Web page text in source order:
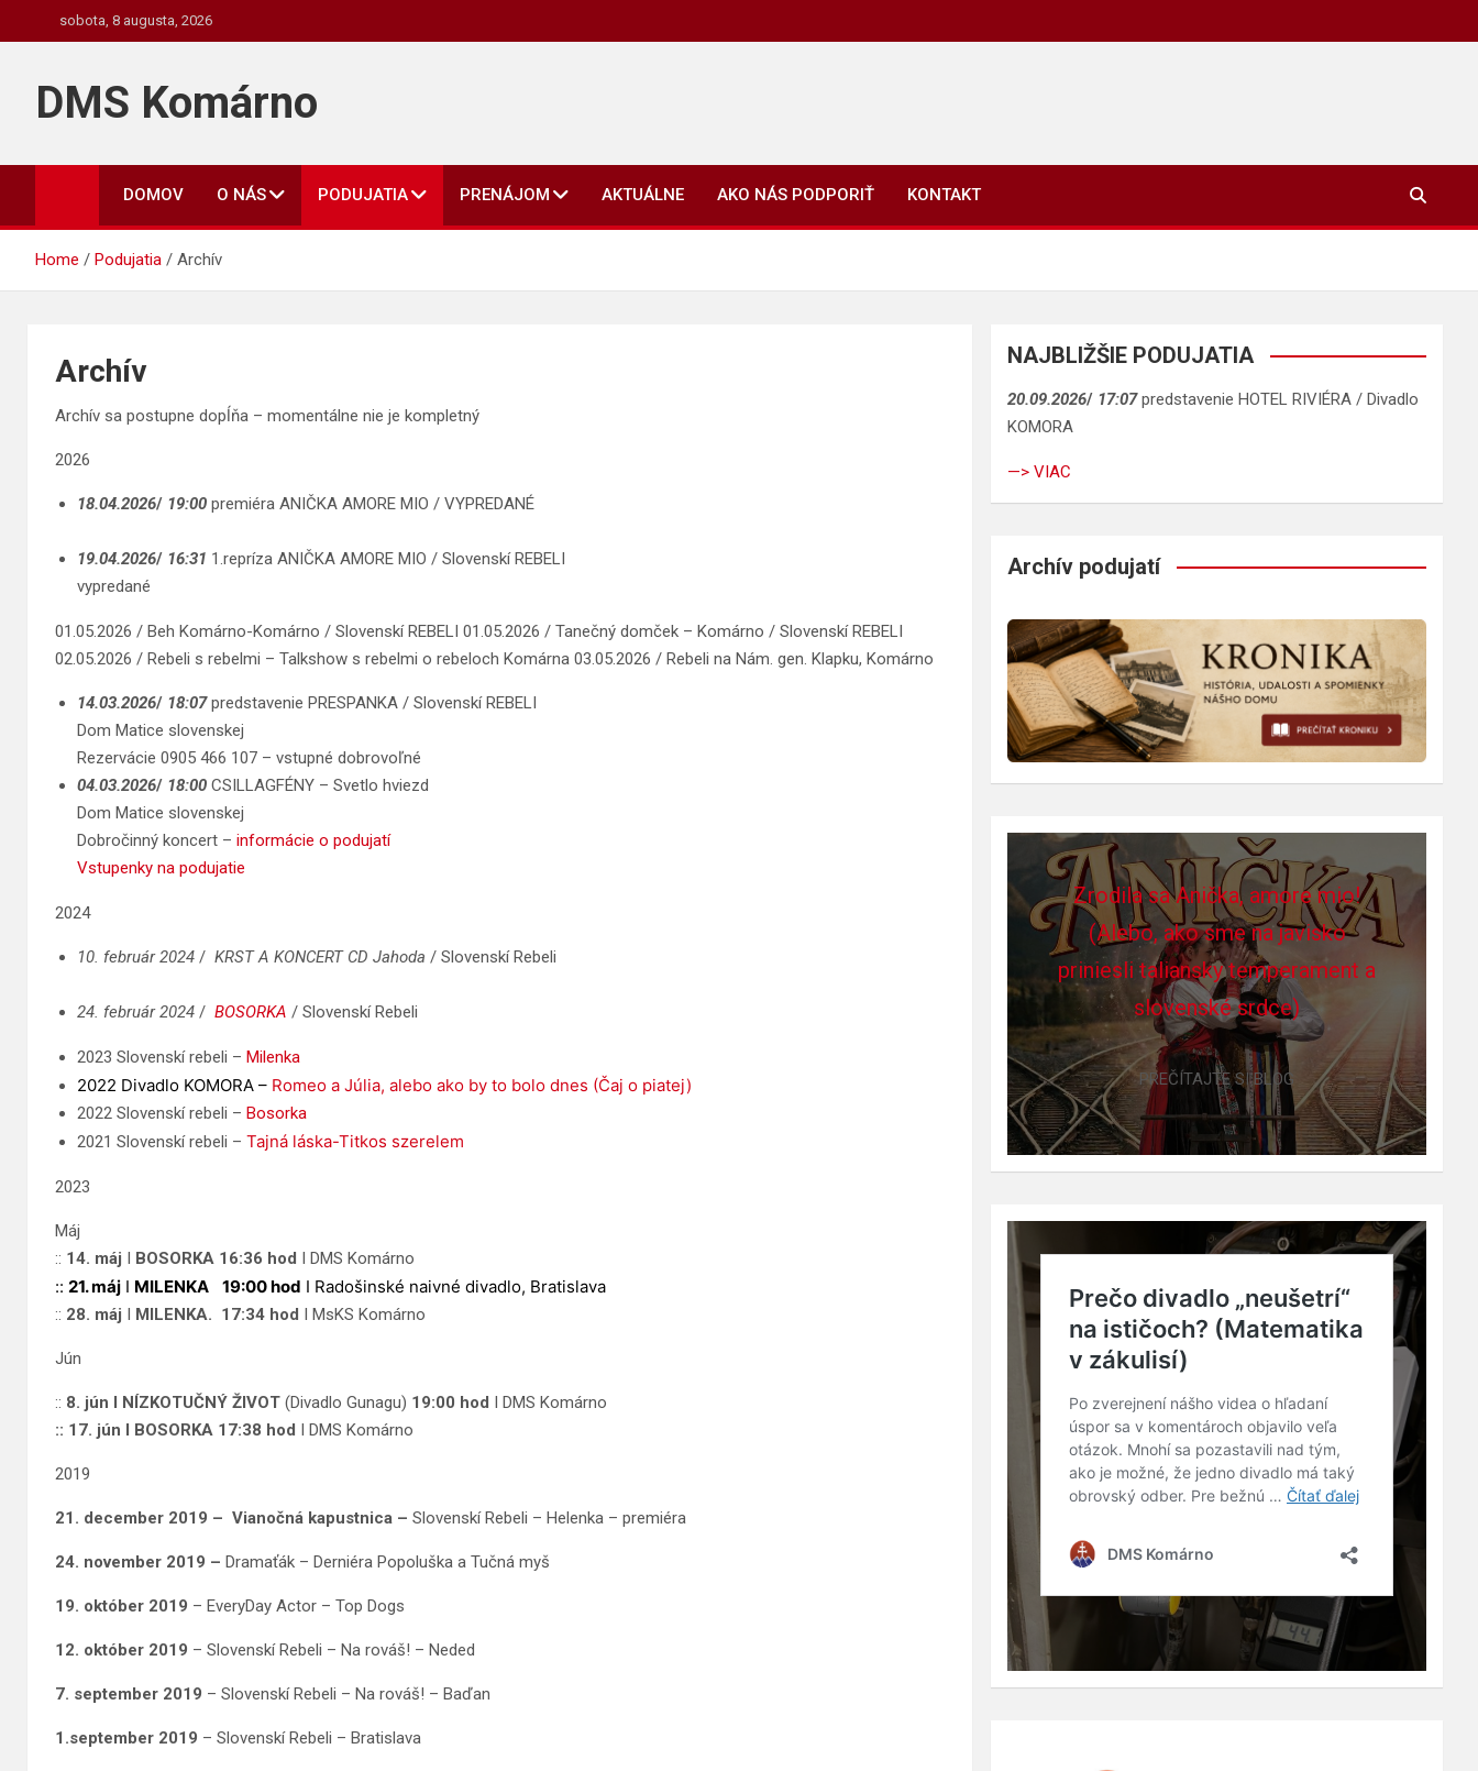
to
sobota, 8 augusta, 2026
DMS Komárno
DOMOV O NÁS PODUJATIA PRENÁJOM AKTUÁLNE AKO NÁS PODPORIŤ KONTAKT
Home Podujatia Archív
Archív
Archív sa postupne dopĺňa – momentálne nie je kompletný
2026
18.04.2026/ 19:00 premiéra ANIČKA AMORE MIO / VYPREDANÉ
19.04.2026/ 16:31 1.repríza ANIČKA AMORE MIO / Slovenskí REBELI
vypredané
01.05.2026 / Beh Komárno-Komárno / Slovenskí REBELI 01.05.2026 / Tanečný domček – Komárno / Slovenskí REBELI
02.05.2026 / Rebeli s rebelmi – Talkshow s rebelmi o rebeloch Komárna 03.05.2026 / Rebeli na Nám. gen. Klapku, Komárno
14.03.2026/ 18:07predstavenie PRESPANKA / Slovenskí REBELI
Dom Matice slovenskej
Rezervácie 0905 466 107 – vstupné dobrovoľné
04.03.2026/ 18:00 CSILLAGFÉNY – Svetlo hviezd
Dom Matice slovenskej
Dobročinný koncert – informácie o podujatí
Vstupenky na podujatie
2024
10. február 2024 / KRST A KONCERT CD Jahoda / Slovenskí Rebeli
24. február 2024 / BOSORKA / Slovenskí Rebeli
2023 Slovenskí rebeli – Milenka
2022 Divadlo KOMORA – Romeo a Júlia, alebo ako by to bolo dnes (Čaj o piatej)
2022 Slovenskí rebeli – Bosorka
2021 Slovenskí rebeli – Tajná láska-Titkos szerelem
2023
Máj
:: 14. máj I BOSORKA 16:36 hod I DMS Komárno
:: 21. máj I MILENKA 19:00 hod I Radošinské naivné divadlo, Bratislava
:: 28. máj I MILENKA. 17:34 hod I MsKS Komárno
Jún
:: 8. jún I NÍZKOTUČNÝ ŽIVOT (Divadlo Gunagu) 19:00 hod I DMS Komárno
:: 17. jún I BOSORKA 17:38 hod I DMS Komárno
2019
21. december 2019 – Vianočná kapustnica – Slovenskí Rebeli – Helenka – premiéra
24. november 2019 – Dramaťák – Derniéra Popoluška a Tučná myš
19. október 2019 – EveryDay Actor – Top Dogs
12. október 2019 – Slovenskí Rebeli – Na rováš! – Neded
7. september 2019 – Slovenskí Rebeli – Na rováš! – Baďan
1.september 2019 – Slovenskí Rebeli – Bratislava
NAJBLIŽŠIE PODUJATIA
20.09.2026/ 17:07predstavenie HOTEL RIVIÉRA / Divadlo
KOMORA
—> VIAC
Archív podujatí
Zrodila sa Anička, amore mio!
(Alebo, ako sme na javisko
priniesli taliansky temperament a
slovenské srdce)
PREČÍTAJTE SI BLOG